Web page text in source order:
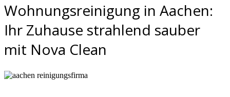
Wohnungsreinigung in Aachen:
Ihr Zuhause strahlend sauber
mit Nova Clean